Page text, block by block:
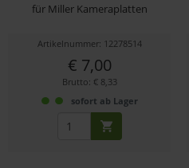
für Miller Kameraplatten
Artikelnummer: 12278514
€ 7,00
Brutto: € 8,33
sofort ab Lager